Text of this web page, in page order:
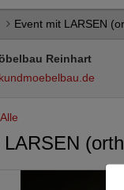
Event mit LARSEN
Reinhart
Alle